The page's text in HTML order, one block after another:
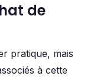
de
pratique, mais
à cette